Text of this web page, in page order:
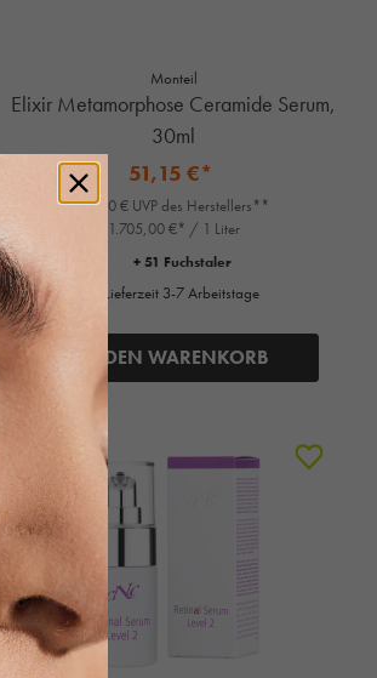
Monteil
Elixir Metamorphose Ceramide Serum,
30ml
51,15 €*
62,10 € UVP des Herstellers**
1.705,00 €* / 1 Liter
+ 51 Fuchstaler
Lieferzeit 3-7 Arbeitstage
IN DEN WARENKORB